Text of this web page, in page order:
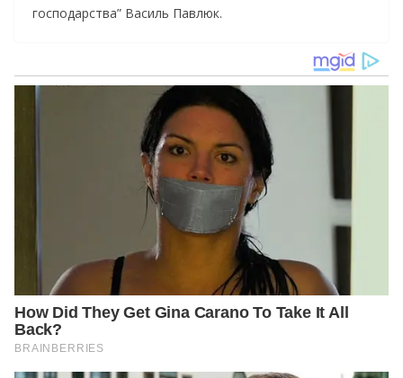
господарства” Василь Павлюк.